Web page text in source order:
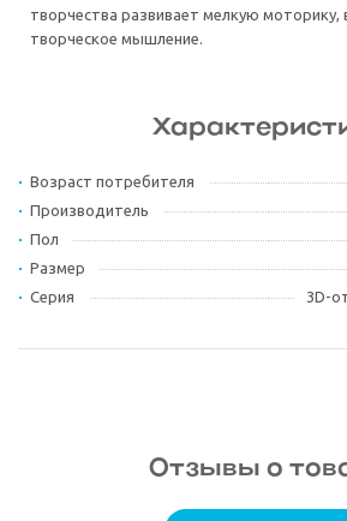
творчества развивает мелкую моторику,
творческое мышление.
Возраст потребителя
Производитель
Пол
Размер
Серия
3D-
Отзывы о